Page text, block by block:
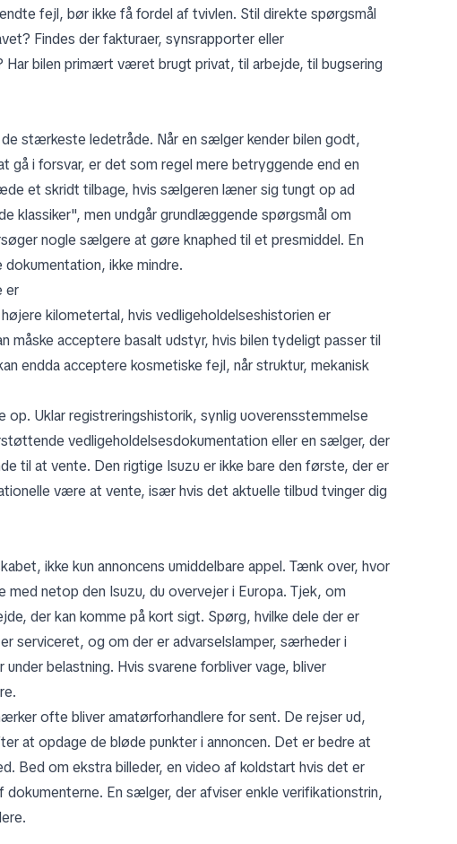
fejl, bør ikke få fordel af tvivlen. Stil direkte spørgsmål
Findes der fakturaer, synsrapporter eller
bilen primært været brugt privat, til arbejde, til bugsering
stærkeste ledetråde. Når en sælger kender bilen godt,
gå i forsvar, er det som regel mere betryggende end en
et skridt tilbage, hvis sælgeren læner sig tungt op ad
men undgår grundlæggende spørgsmål om
nogle sælgere at gøre knaphed til et presmiddel. En
ikke mindre.
er
kilometertal, hvis vedligeholdelseshistorien er
måske acceptere basalt udstyr, hvis bilen tydeligt passer til
endda acceptere kosmetiske fejl, når struktur, mekanisk
Uklar registreringshistorik, synlig uoverensstemmelse
vedligeholdelsesdokumentation eller en sælger, der
til at vente. Den rigtige Isuzu er ikke bare den første, der er
være at vente, især hvis det aktuelle tilbud tvinger dig
ikke kun annoncens umiddelbare appel. Tænk over, hvor
netop den Isuzu, du overvejer i Europa. Tjek, om
der kan komme på kort sigt. Spørg, hvilke dele der er
serviceret, og om der er advarselslamper, særheder i
belastning. Hvis svarene forbliver vage, bliver
ofte bliver amatørforhandlere for sent. De rejser ud,
at opdage de bløde punkter i annoncen. Det er bedre at
Bed om ekstra billeder, en video af koldstart hvis det er
En sælger, der afviser enkle verifikationstrin,